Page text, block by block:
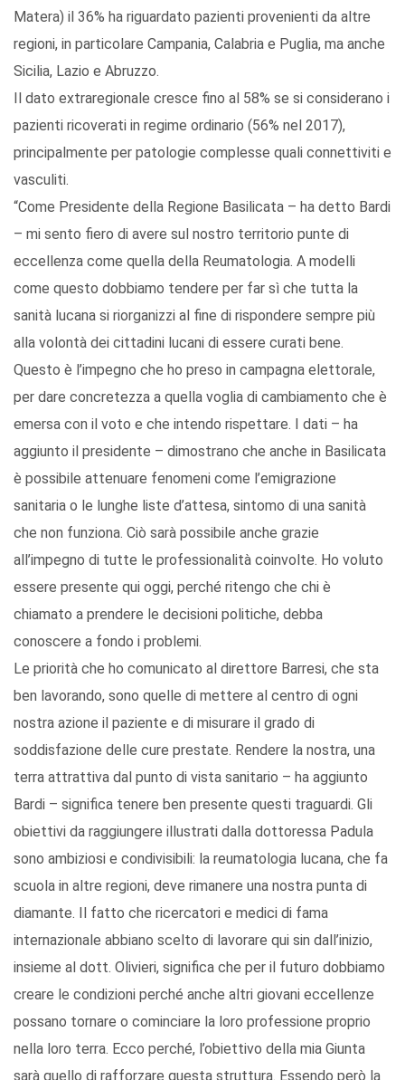
Matera) il 36% ha riguardato pazienti provenienti da altre
regioni, in particolare Campania, Calabria e Puglia, ma anche
Sicilia, Lazio e Abruzzo.
Il dato extraregionale cresce fino al 58% se si considerano i
pazienti ricoverati in regime ordinario (56% nel 2017),
principalmente per patologie complesse quali connettiviti e
vasculiti.
“Come Presidente della Regione Basilicata – ha detto Bardi
– mi sento fiero di avere sul nostro territorio punte di
eccellenza come quella della Reumatologia. A modelli
come questo dobbiamo tendere per far sì che tutta la
sanità lucana si riorganizzi al fine di rispondere sempre più
alla volontà dei cittadini lucani di essere curati bene.
Questo è l’impegno che ho preso in campagna elettorale,
per dare concretezza a quella voglia di cambiamento che è
emersa con il voto e che intendo rispettare. I dati – ha
aggiunto il presidente – dimostrano che anche in Basilicata
è possibile attenuare fenomeni come l’emigrazione
sanitaria o le lunghe liste d’attesa, sintomo di una sanità
che non funziona. Ciò sarà possibile anche grazie
all’impegno di tutte le professionalità coinvolte. Ho voluto
essere presente qui oggi, perché ritengo che chi è
chiamato a prendere le decisioni politiche, debba
conoscere a fondo i problemi.
Le priorità che ho comunicato al direttore Barresi, che sta
ben lavorando, sono quelle di mettere al centro di ogni
nostra azione il paziente e di misurare il grado di
soddisfazione delle cure prestate. Rendere la nostra, una
terra attrattiva dal punto di vista sanitario – ha aggiunto
Bardi – significa tenere ben presente questi traguardi. Gli
obiettivi da raggiungere illustrati dalla dottoressa Padula
sono ambiziosi e condivisibili: la reumatologia lucana, che fa
scuola in altre regioni, deve rimanere una nostra punta di
diamante. Il fatto che ricercatori e medici di fama
internazionale abbiano scelto di lavorare qui sin dall’inizio,
insieme al dott. Olivieri, significa che per il futuro dobbiamo
creare le condizioni perché anche altri giovani eccellenze
possano tornare o cominciare la loro professione proprio
nella loro terra. Ecco perché, l’obiettivo della mia Giunta
sarà quello di rafforzare questa struttura. Essendo però la